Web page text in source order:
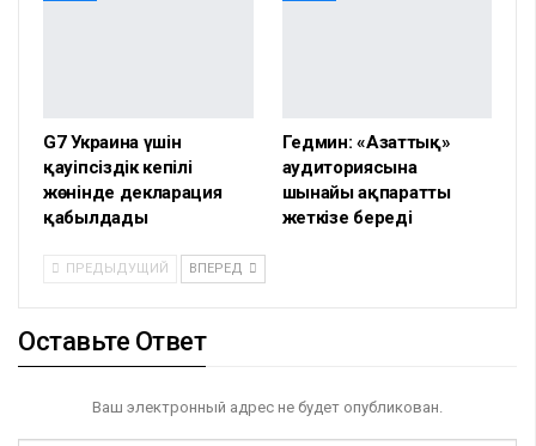
G7 Украина үшін
қауіпсіздік кепілі
жөнінде декларация
қабылдады
Гедмин: «Азаттық»
аудиториясына
шынайы ақпаратты
жеткізе береді
ПРЕДЫДУЩИЙ ВПЕРЕД
Оставьте Ответ
Ваш электронный адрес не будет опубликован.